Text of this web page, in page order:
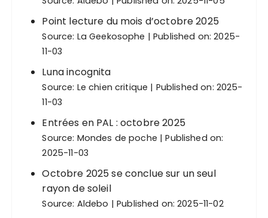
Point lecture du mois d’octobre 2025
Source: La Geekosophe
Published on: 2025-
11-03
Luna incognita
Source: Le chien critique
Published on: 2025-
11-03
Entrées en PAL : octobre 2025
Source: Mondes de poche
Published on:
2025-11-03
Octobre 2025 se conclue sur un seul
rayon de soleil
Source: Aldebo Published on: 2025-11-02